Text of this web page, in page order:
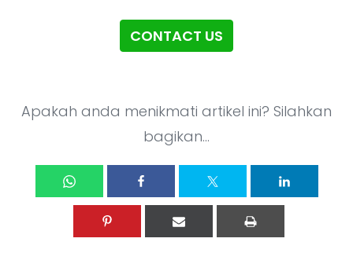
CONTACT US
Apakah anda menikmati artikel ini? Silahkan
bagikan...